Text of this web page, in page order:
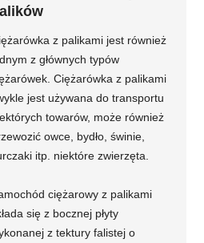
z palikami jest również
z głównych typów
Ciężarówka z palikami
jest używana do transportu
towarów, może również
owce, bydło, świnie,
itp. niektóre zwierzęta.
ciężarowy z palikami
się z bocznej płyty
z tektury falistej o